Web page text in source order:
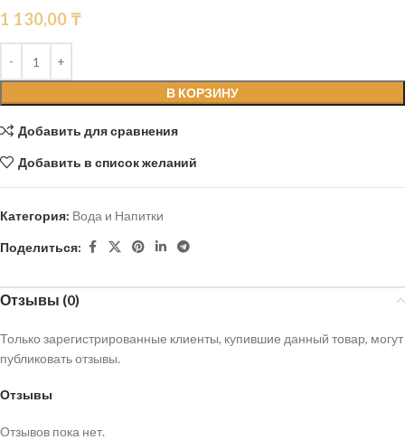
1 130,00 ₸
В КОРЗИНУ
Добавить для сравнения
Добавить в список желаний
Категория: Вода и Напитки
Поделиться:
Отзывы (0)
Отзывы
Отзывов пока нет.
Только зарегистрированные клиенты, купившие данный товар, могут
публиковать отзывы.